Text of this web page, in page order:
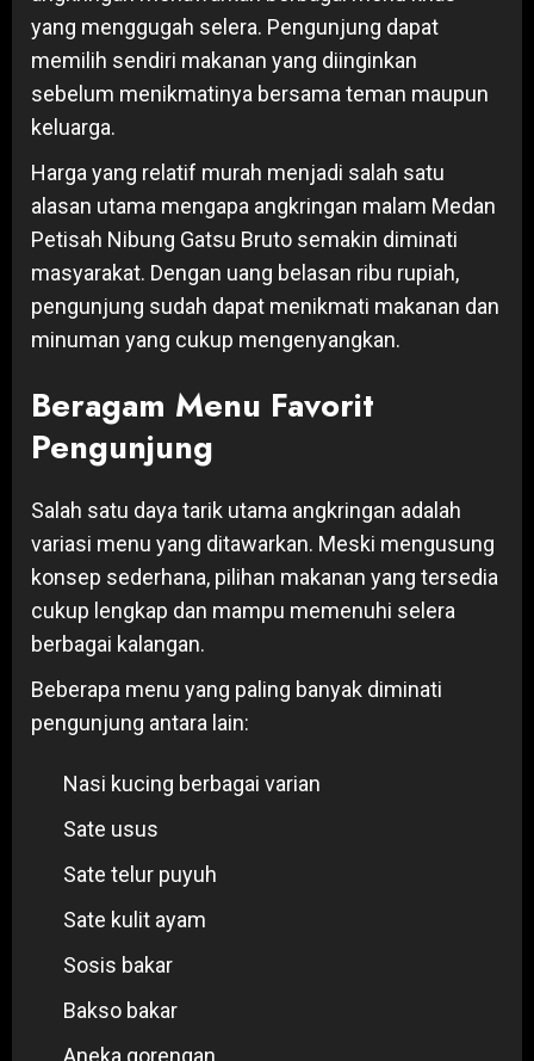
yang menggugah selera. Pengunjung dapat
memilih sendiri makanan yang diinginkan
sebelum menikmatinya bersama teman maupun
keluarga.
Harga yang relatif murah menjadi salah satu
alasan utama mengapa angkringan malam Medan
Petisah Nibung Gatsu Bruto semakin diminati
masyarakat. Dengan uang belasan ribu rupiah,
pengunjung sudah dapat menikmati makanan dan
minuman yang cukup mengenyangkan.
Beragam Menu Favorit
Pengunjung
Salah satu daya tarik utama angkringan adalah
variasi menu yang ditawarkan. Meski mengusung
konsep sederhana, pilihan makanan yang tersedia
cukup lengkap dan mampu memenuhi selera
berbagai kalangan.
Beberapa menu yang paling banyak diminati
pengunjung antara lain:
Nasi kucing berbagai varian
Sate usus
Sate telur puyuh
Sate kulit ayam
Sosis bakar
Bakso bakar
Aneka gorengan